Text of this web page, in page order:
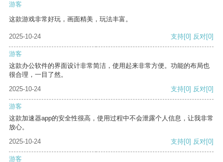
游客
这款游戏非常好玩，画面精美，玩法丰富。
2025-10-24 支持[0] 反对[0]
游客
这款办公软件的界面设计非常简洁，使用起来非常方便。功能的布局也
很合理，一目了然。
2025-10-24
支持[0] 反对[0]
游客
这款加速器app的安全性很高，使用过程中不会泄露个人信息，让我非常
放心。
2025-10-24
支持[0] 反对[0]
游客